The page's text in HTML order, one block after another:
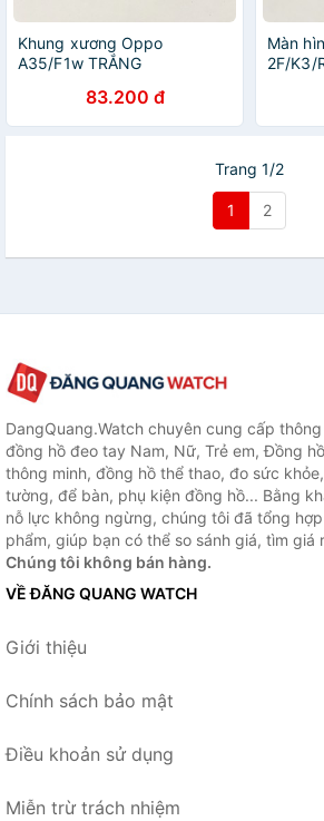
Khung xương Oppo
A35/F1w TRẮNG
83.200 đ
Màn
2F/K3/
Trang 1/2
1 2
DangQuang.Watch chuyên cung cấp
đồng hồ đeo tay Nam, Nữ, Trẻ em, Đồng
thông minh, đồng hồ thể thao, đo sức
tường, để bàn, phụ kiện đồng hồ... Bằng
nỗ lực không ngừng, chúng tôi đã tổng
phẩm, giúp bạn có thể so sánh giá, tìm giá
Chúng tôi không bán hàng.
VỀ ĐĂNG QUANG WATCH
Giới thiệu
Chính sách bảo mật
Điều khoản sử dụng
Miễn trừ trách nhiệm